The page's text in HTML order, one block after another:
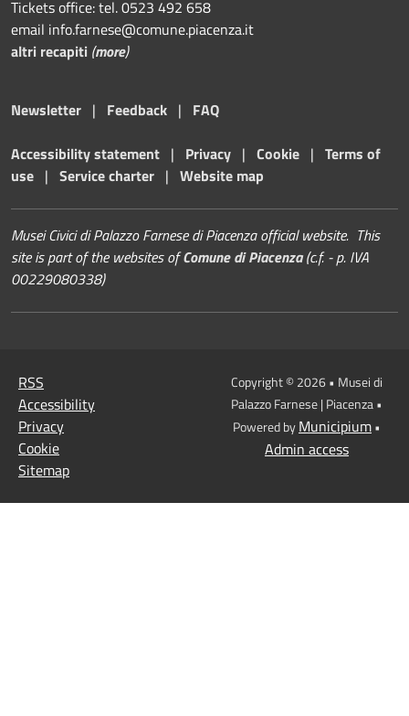
Tickets office: tel. 0523 492 658
email info.farnese@comune.piacenza.it
altri recapiti (more)
Newsletter | Feedback | FAQ
Accessibility statement | Privacy | Cookie | Terms of
use | Service charter | Website map
Musei Civici di Palazzo Farnese di Piacenza official website. This
site is part of the websites ofComune di Piacenza(c.f. - p. IVA
00229080338)
RSS
Accessibility
Privacy
Cookie
Sitemap
Copyright © 2026 • Musei di
Palazzo Farnese | Piacenza •
Powered byMunicipium•
Admin access